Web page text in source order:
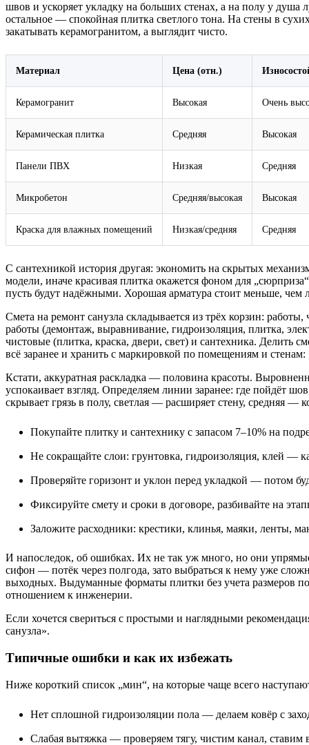
швов и ускоряет укладку на больших стенах, а на полу у
остальное — спокойная плитка светлого тона. На стены в
закатывать керамогранитом, а выглядит чисто.
Материал Цена (отн.)
Керамогранит Высокая Очень
Керамическая плитка Средняя Высокая
Панели ПВХ Низкая Средняя
Микробетон Средняя/высокая Высокая
Краска для влажных помещений Низкая/средняя Средняя
С сантехникой история другая: экономить на скрытых
модели, иначе красивая плитка окажется фоном для
пусть будут надёжными. Хорошая арматура стоит меньше, чем
Смета на ремонт санузла складывается из трёх корзин:
работы (демонтаж, выравнивание, гидроизоляция, плитка,
чистовые (плитка, краска, двери, свет) и сантехника. Делить
всё заранее и хранить с маркировкой по помещениям и
Кстати, аккуратная раскладка — половина красоты.
успокаивает взгляд. Определяем линии заранее: где пойдёт
скрывает грязь в полу, светлая — расширяет стену, средняя —
Покупайте плитку и сантехнику с запасом 7–10% на
Не сокращайте слои: грунтовка, гидроизоляция, клей —
Проверяйте горизонт и уклон перед укладкой — потом
Фиксируйте смету и сроки в договоре, разбивайте на
Заложите расходники: крестики, клинья, маяки, ленты,
И напоследок, об ошибках. Их не так уж много, но они
сифон — потёк через полгода, зато выбраться к нему уже
выходных. Выдуманные форматы плитки без учета размеров
отношением к инженерии.
Если хочется свериться с простыми и наглядными
санузла».
Типичные ошибки и как их избежать
Ниже короткий список „мин“, на которые чаще всего
Нет сплошной гидроизоляции пола — делаем ковёр с
Слабая вытяжка — проверяем тягу, чистим канал,